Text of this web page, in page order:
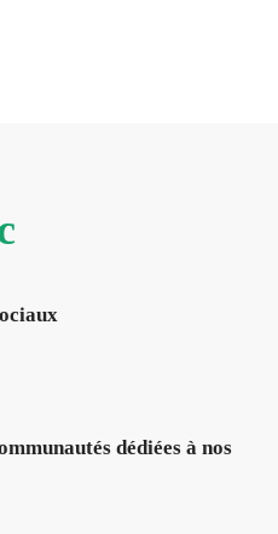
dédiées à nos